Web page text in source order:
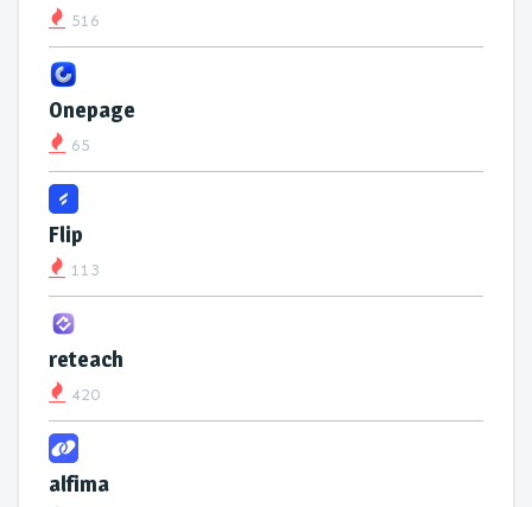
516
Onepage
65
Flip
113
reteach
420
alfima